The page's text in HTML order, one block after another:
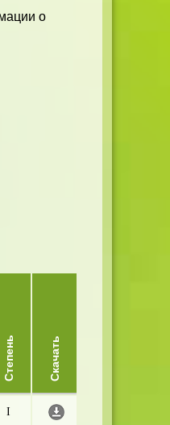
о
Степень Скачать
I